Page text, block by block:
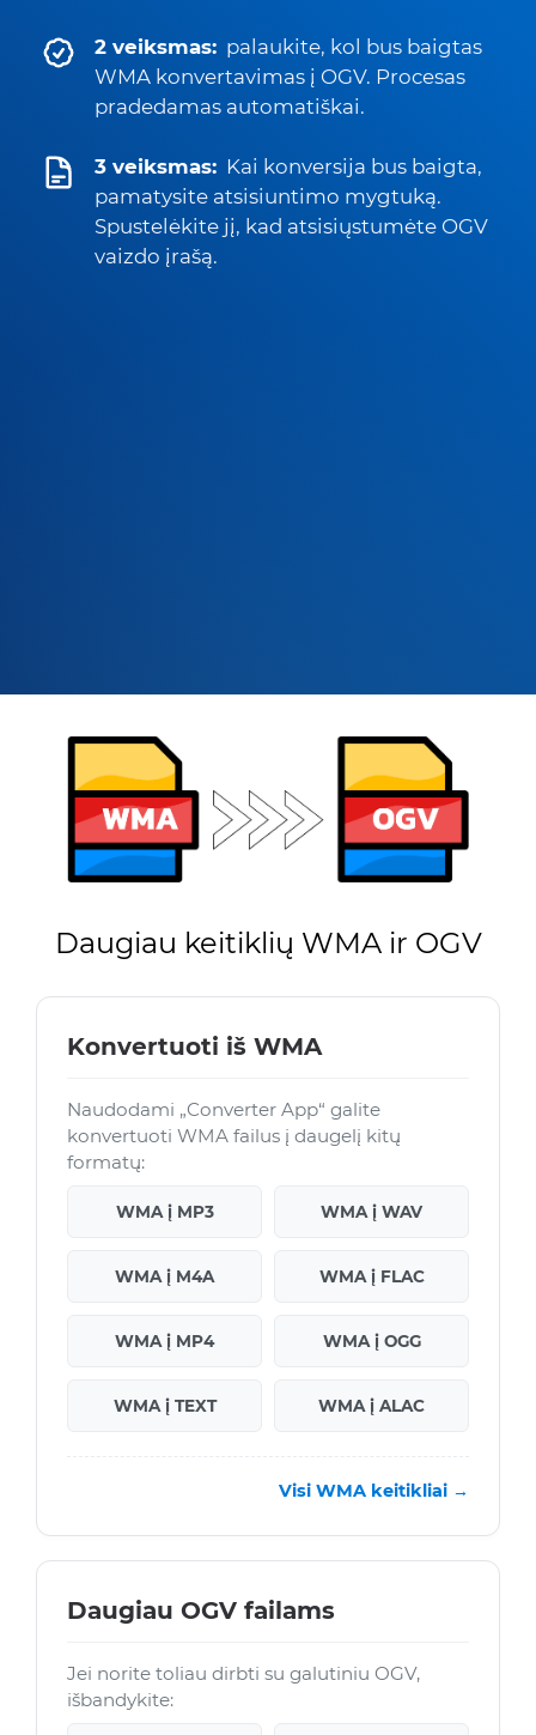
2 veiksmas: palaukite, kol bus baigtas
WMA konvertavimas į OGV. Procesas
pradedamas automatiškai.
3 veiksmas: Kai konversija bus baigta,
pamatysite atsisiuntimo mygtuką.
Spustelėkite jį, kad atsisiųstumėte OGV
vaizdo įrašą.
Daugiau keitiklių WMA ir OGV
Konvertuoti iš WMA
Naudodami „Converter App“ galite
konvertuoti WMA failus į daugelį kitų
formatų:
WMA į MP3 WMA į WAV
WMA į M4A WMA į FLAC
WMA į MP4 WMA į OGG
WMA į TEXT WMA į ALAC
Visi WMA keitikliai →
Daugiau OGV failams
Jei norite toliau dirbti su galutiniu OGV,
išbandykite: